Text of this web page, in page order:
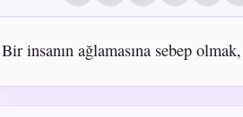
Bir insanın ağlamasına sebep